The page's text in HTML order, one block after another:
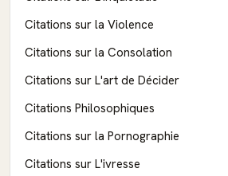
Citations sur la Violence
Citations sur la Consolation
Citations sur L'art de Décider
Citations Philosophiques
Citations sur la Pornographie
Citations sur L'ivresse